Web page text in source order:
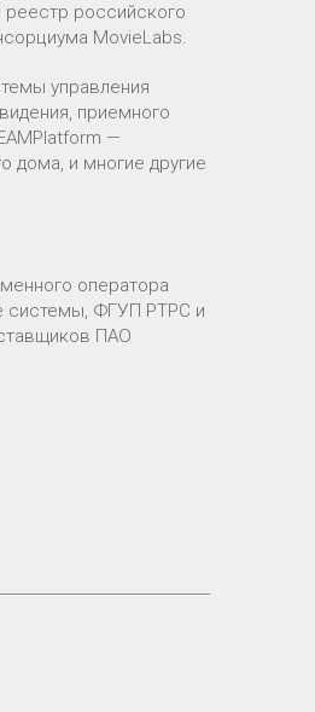
реестр российского
MovieLabs.
управления
приемного
—
дома, и многие другие
оператора
системы, ФГУП РТРС и
ПАО